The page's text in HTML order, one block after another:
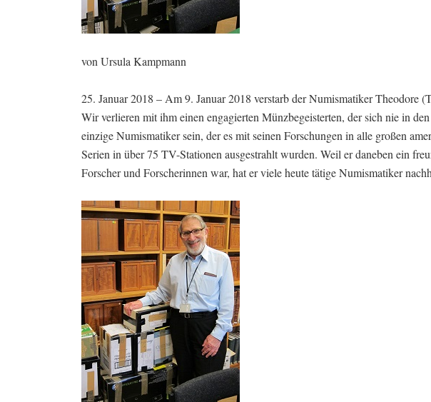
von Ursula Kampmann
25. Januar 2018 – Am 9. Januar 2018 verstarb der Numismatiker Theodore
Wir verlieren mit ihm einen engagierten Münzbegeisterten, der sich nie in
einzige Numismatiker sein, der es mit seinen Forschungen in alle großen
Serien in über 75 TV-Stationen ausgestrahlt wurden. Weil er daneben ein
Forscher und Forscherinnen war, hat er viele heute tätige Numismatiker